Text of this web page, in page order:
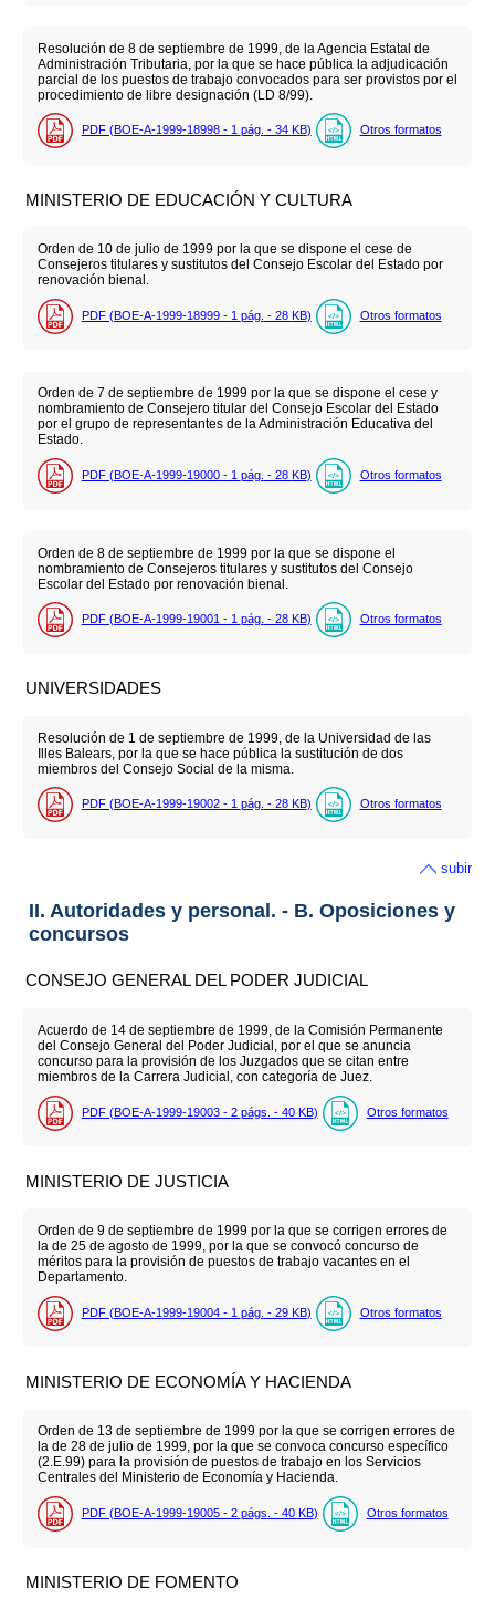
Resolución de 8 de septiembre de 1999, de la Agencia Estatal de
Administración Tributaria, por la que se hace pública la adjudicación
parcial de los puestos de trabajo convocados para ser provistos por el
procedimiento de libre designación (LD 8/99).
PDF (BOE-A-1999-18998 - 1 pág. - 34 KB) Otros formatos
MINISTERIO DE EDUCACIÓN Y CULTURA
Orden de 10 de julio de 1999 por la que se dispone el cese de
Consejeros titulares y sustitutos del Consejo Escolar del Estado por
renovación bienal.
PDF (BOE-A-1999-18999 - 1 pág. - 28 KB) Otros formatos
Orden de 7 de septiembre de 1999 por la que se dispone el cese y
nombramiento de Consejero titular del Consejo Escolar del Estado
por el grupo de representantes de la Administración Educativa del
Estado.
PDF (BOE-A-1999-19000 - 1 pág. - 28 KB) Otros formatos
Orden de 8 de septiembre de 1999 por la que se dispone el
nombramiento de Consejeros titulares y sustitutos del Consejo
Escolar del Estado por renovación bienal.
PDF (BOE-A-1999-19001 - 1 pág. - 28 KB) Otros formatos
UNIVERSIDADES
Resolución de 1 de septiembre de 1999, de la Universidad de las
Illes Balears, por la que se hace pública la sustitución de dos
miembros del Consejo Social de la misma.
PDF (BOE-A-1999-19002 - 1 pág. - 28 KB) Otros formatos
subir
II. Autoridades y personal. - B. Oposiciones y
concursos
CONSEJO GENERAL DEL PODER JUDICIAL
Acuerdo de 14 de septiembre de 1999, de la Comisión Permanente
del Consejo General del Poder Judicial, por el que se anuncia
concurso para la provisión de los Juzgados que se citan entre
miembros de la Carrera Judicial, con categoría de Juez.
PDF (BOE-A-1999-19003 - 2 págs. - 40 KB) Otros formatos
MINISTERIO DE JUSTICIA
Orden de 9 de septiembre de 1999 por la que se corrigen errores de
la de 25 de agosto de 1999, por la que se convocó concurso de
méritos para la provisión de puestos de trabajo vacantes en el
Departamento.
PDF (BOE-A-1999-19004 - 1 pág. - 29 KB) Otros formatos
MINISTERIO DE ECONOMÍA Y HACIENDA
Orden de 13 de septiembre de 1999 por la que se corrigen errores de
la de 28 de julio de 1999, por la que se convoca concurso específico
(2.E.99) para la provisión de puestos de trabajo en los Servicios
Centrales del Ministerio de Economía y Hacienda.
PDF (BOE-A-1999-19005 - 2 págs. - 40 KB) Otros formatos
MINISTERIO DE FOMENTO